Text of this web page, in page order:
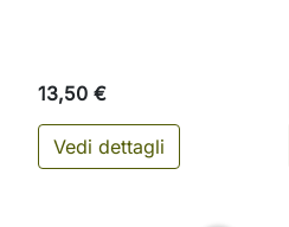
13,50 €
Vedi dettagli